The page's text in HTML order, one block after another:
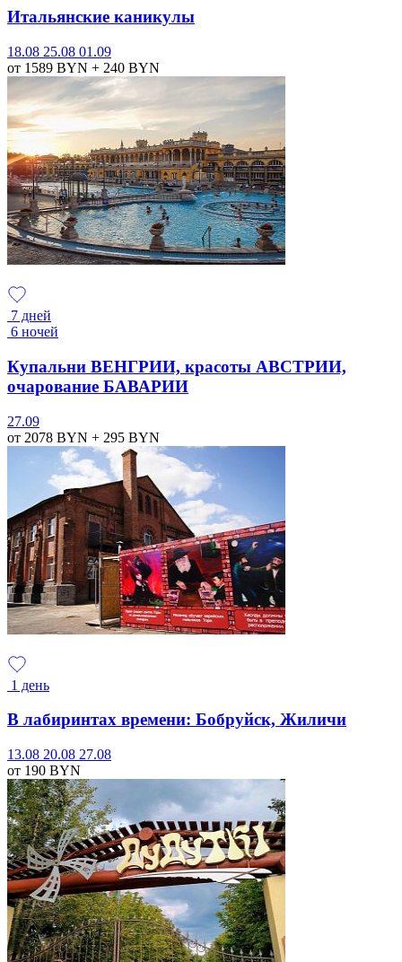
Итальянские каникулы
18.08 25.08 01.09
от 1589 BYN + 240 BYN
7 дней
6 ночей
Купальни ВЕНГРИИ, красоты АВСТРИИ,
очарование БАВАРИИ
27.09
от 2078 BYN + 295 BYN
1 день
В лабиринтах времени: Бобруйск, Жиличи
13.08 20.08 27.08
от 190 BYN